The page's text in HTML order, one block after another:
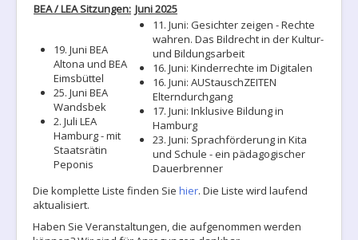
BEA / LEA Sitzungen: Juni 2025
19. Juni BEA
Altona und BEA
Eimsbüttel
25. Juni BEA
Wandsbek
2. Juli LEA
Hamburg - mit
Staatsrätin
Peponis
11. Juni: Gesichter zeigen - Rechte
wahren. Das Bildrecht in der Kultur-
und Bildungsarbeit
16. Juni: Kinderrechte im Digitalen
16. Juni: AUStauschZEITEN
Elterndurchgang
17. Juni: Inklusive Bildung in
Hamburg
23. Juni: Sprachförderung in Kita
und Schule - ein pädagogischer
Dauerbrenner
Die komplette Liste finden Sie hier. Die Liste wird laufend
aktualisiert.
Haben Sie Veranstaltungen, die aufgenommen werden